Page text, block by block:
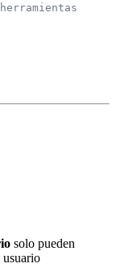
solo pueden